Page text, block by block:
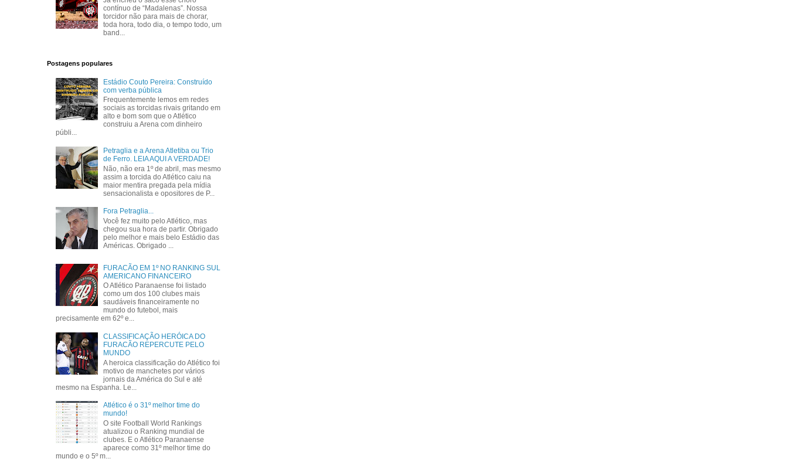
contínuo de “Madalenas”. Nossa
torcidor não para mais de chorar,
toda hora, todo dia, o tempo todo, um
band...
Postagens populares
Estádio Couto Pereira: Construído
com verba pública
Frequentemente lemos em redes
sociais as torcidas rivais gritando em
alto e bom som que o Atlético
construiu a Arena com dinheiro
públi...
Petraglia e a Arena Atletiba ou Trio
de Ferro. LEIA AQUI A VERDADE!
Não, não era 1º de abril, mas mesmo
assim a torcida do Atlético caiu na
maior mentira pregada pela mídia
sensacionalista e opositores de P...
Fora Petraglia...
Você fez muito pelo Atlético, mas
chegou sua hora de partir. Obrigado
pelo melhor e mais belo Estádio das
Américas. Obrigado ...
FURACÃO EM 1º NO RANKING SUL
AMERICANO FINANCEIRO
O Atlético Paranaense foi listado
como um dos 100 clubes mais
saudáveis financeiramente no
mundo do futebol, mais
precisamente em 62º e...
CLASSIFICAÇÃO HERÓICA DO
FURACÃO REPERCUTE PELO
MUNDO
A heroica classificação do Atlético foi
motivo de manchetes por vários
jornais da América do Sul e até
mesmo na Espanha. Le...
Atlético é o 31º melhor time do
mundo!
O site Football World Rankings
atualizou o Ranking mundial de
clubes. E o Atlético Paranaense
aparece como 31º melhor time do
mundo e o 5º m...